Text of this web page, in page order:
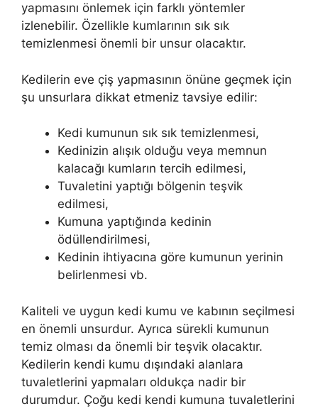
yapmasını önlemek için farklı yöntemler
izlenebilir. Özellikle kumlarının sık sık
temizlenmesi önemli bir unsur olacaktır.
Kedilerin eve çiş yapmasının önüne geçmek için
şu unsurlara dikkat etmeniz tavsiye edilir:
Kedi kumunun sık sık temizlenmesi,
Kedinizin alışık olduğu veya memnun
kalacağı kumların tercih edilmesi,
Tuvaletini yaptığı bölgenin teşvik
edilmesi,
Kumuna yaptığında kedinin
ödüllendirilmesi,
Kedinin ihtiyacına göre kumunun yerinin
belirlenmesi vb.
Kaliteli ve uygun kedi kumu ve kabının seçilmesi
en önemli unsurdur. Ayrıca sürekli kumunun
temiz olması da önemli bir teşvik olacaktır.
Kedilerin kendi kumu dışındaki alanlara
tuvaletlerini yapmaları oldukça nadir bir
durumdur. Çoğu kedi kendi kumuna tuvaletlerini